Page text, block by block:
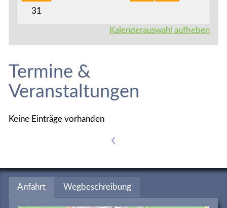
31
Kalenderauswahl aufheben
Termine &
Veranstaltungen
Keine Einträge vorhanden
<
Anfahrt Wegbeschreibung